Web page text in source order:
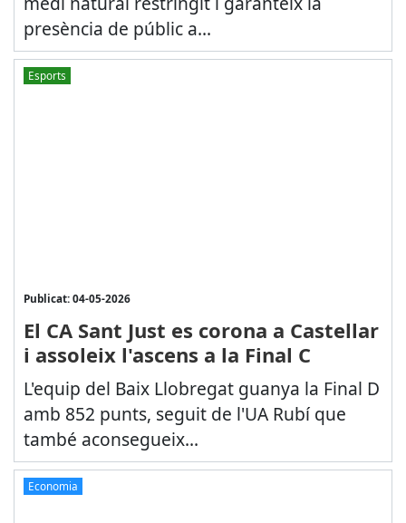
presència de públic a...
Esports
Publicat: 04-05-2026
El CA Sant Just es corona a Castellar
i assoleix l'ascens a la Final C
L'equip del Baix Llobregat guanya la Final D
amb 852 punts, seguit de l'UA Rubí que
també aconsegueix...
Economia